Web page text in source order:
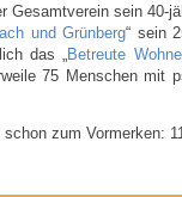
Gesamt­verein sein 40-​
und Grünberg“ sein
das „Be­treute
75 Menschen mit
zum Vormerken: